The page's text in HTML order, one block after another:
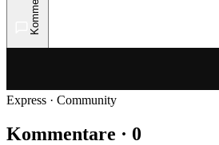
Express · Community
Kommentare · 0